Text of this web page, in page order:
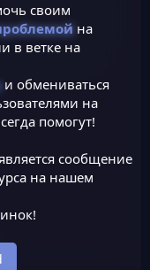
своим
на
в ветке на
и обмениваться
на
помогут!
сообщение
на нашем